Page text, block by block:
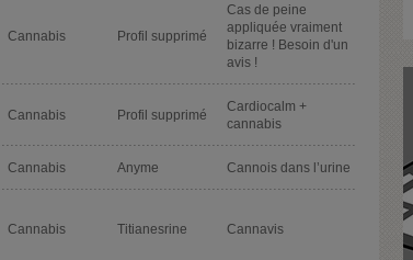
Cannabis Profil supprimé
Cas de peine
appliquée vraiment
bizarre ! Besoin d'un
avis !
Cannabis Profil supprimé
Cardiocalm +
cannabis
Cannabis Anyme Cannois dans l’urine
Cannabis Titianesrine Cannavis